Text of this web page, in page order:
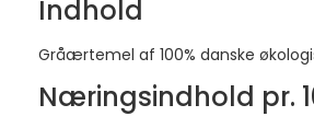
Indhold
Gråærtemel af 100% danske
Næringsindhold pr.